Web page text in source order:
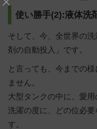
使い勝手(2):液体洗
そして、今、全世界の
剤の自動投入」です。
と言っても、今までの
ません。
大型タンクの中に、愛用
洗濯の度に、どの位必
す。